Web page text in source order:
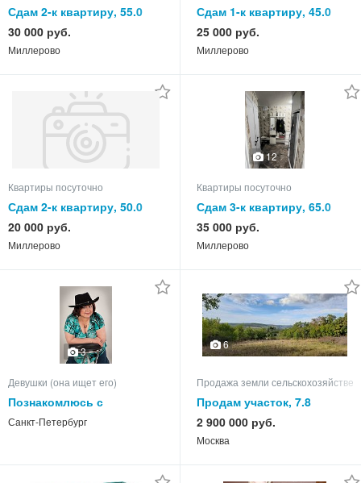
Сдам 2-к квартиру, 55.0
кв.м, этаж 4 из 5
30 000 руб.
Миллерово
Сдам 1-к квартиру, 45.0
кв.м, этаж 1 из 3
25 000 руб.
Миллерово
Квартиры посуточно
Сдам 2-к квартиру, 50.0
кв.м, этаж 3 из 5
20 000 руб.
Миллерово
12
Квартиры посуточно
Сдам 3-к квартиру, 65.0
кв.м, этаж 5 из 5
35 000 руб.
Миллерово
3
Девушки (она ищет его)
Познакомлюсь с
мужчиной. М. Ладожская.
Санкт-Петербург
6
Продажа земли
Продам участок, 7.8
2 900 000 руб.
Москва